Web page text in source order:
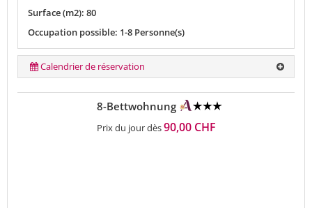
Surface (m2): 80
Occupation possible: 1-8 Personne(s)
Calendrier de réservation
8-Bettwohnung
Prix du jour dès90,00 CHF